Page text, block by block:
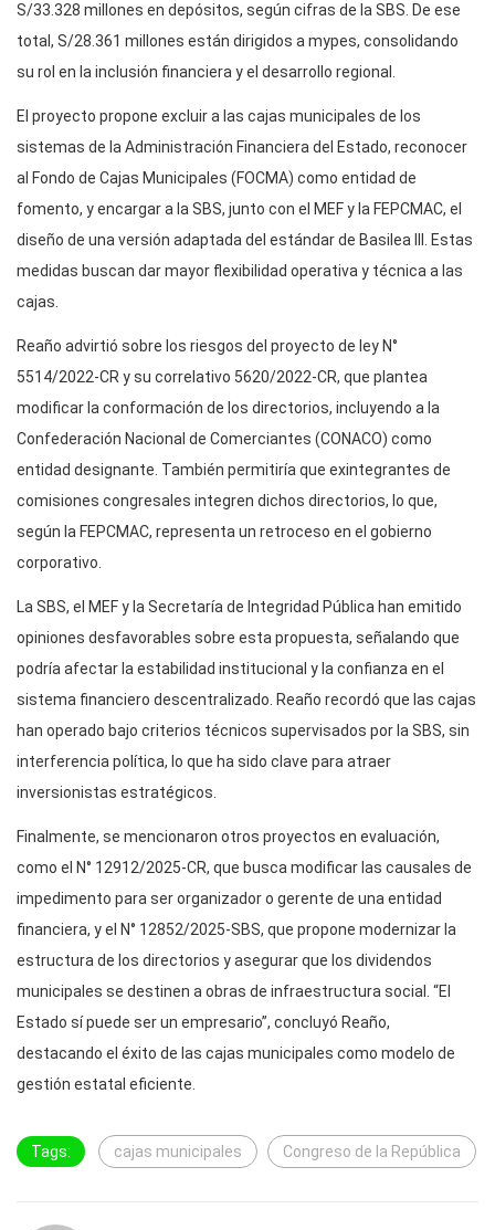
S/33.328 millones en depósitos, según cifras de la SBS. De ese
total, S/28.361 millones están dirigidos a mypes, consolidando
su rol en la inclusión financiera y el desarrollo regional.
El proyecto propone excluir a las cajas municipales de los
sistemas de la Administración Financiera del Estado, reconocer
al Fondo de Cajas Municipales (FOCMA) como entidad de
fomento, y encargar a la SBS, junto con el MEF y la FEPCMAC, el
diseño de una versión adaptada del estándar de Basilea III. Estas
medidas buscan dar mayor flexibilidad operativa y técnica a las
cajas.
Reaño advirtió sobre los riesgos del proyecto de ley N°
5514/2022-CR y su correlativo 5620/2022-CR, que plantea
modificar la conformación de los directorios, incluyendo a la
Confederación Nacional de Comerciantes (CONACO) como
entidad designante. También permitiría que exintegrantes de
comisiones congresales integren dichos directorios, lo que,
según la FEPCMAC, representa un retroceso en el gobierno
corporativo.
La SBS, el MEF y la Secretaría de Integridad Pública han emitido
opiniones desfavorables sobre esta propuesta, señalando que
podría afectar la estabilidad institucional y la confianza en el
sistema financiero descentralizado. Reaño recordó que las cajas
han operado bajo criterios técnicos supervisados por la SBS, sin
interferencia política, lo que ha sido clave para atraer
inversionistas estratégicos.
Finalmente, se mencionaron otros proyectos en evaluación,
como el N° 12912/2025-CR, que busca modificar las causales de
impedimento para ser organizador o gerente de una entidad
financiera, y el N° 12852/2025-SBS, que propone modernizar la
estructura de los directorios y asegurar que los dividendos
municipales se destinen a obras de infraestructura social. “El
Estado sí puede ser un empresario”, concluyó Reaño,
destacando el éxito de las cajas municipales como modelo de
gestión estatal eficiente.
Tags: cajas municipales Congreso de la República